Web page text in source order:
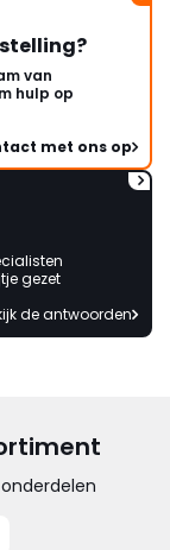
van
hulp op
met ons op
gezet
de antwoorden